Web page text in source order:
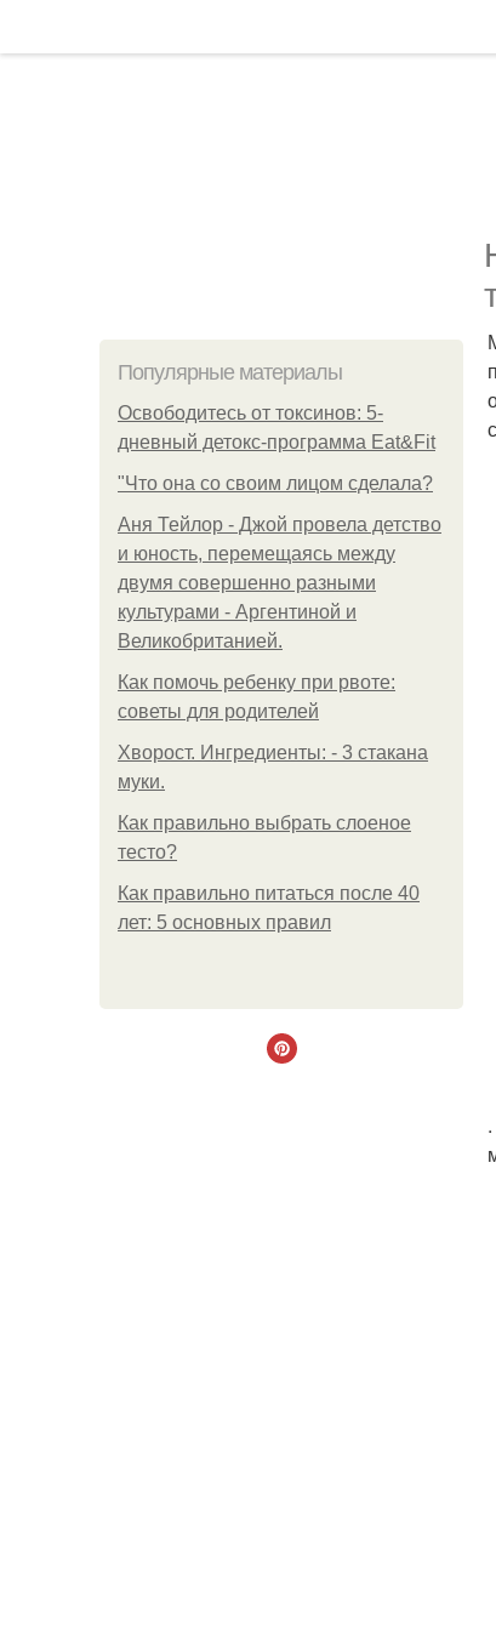
Популярные материалы
Освободитесь от токсинов: 5-
дневный детокс-программа Eat&Fit
"Что она со своим лицом сделала?
Аня Тейлор - Джой провела детство
и юность, перемещаясь между
двумя совершенно разными
культурами - Аргентиной и
Великобританией.
Как помочь ребенку при рвоте:
советы для родителей
Хворост. Ингредиенты: - 3 стакана
муки.
Как правильно выбрать слоеное
тесто?
Как правильно питаться после 40
лет: 5 основных правил